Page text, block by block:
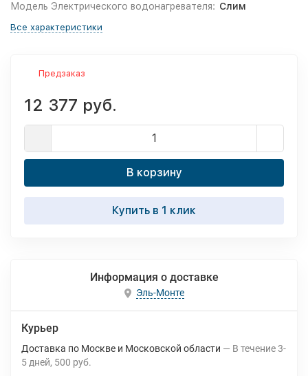
Модель Электрического водонагревателя: Слим
Все характеристики
Предзаказ
12 377 руб.
В корзину
Купить в 1 клик
Информация о доставке
Эль-Монте
Курьер
Доставка по Москве и Московской области В течение3-
5 дней 500 руб.